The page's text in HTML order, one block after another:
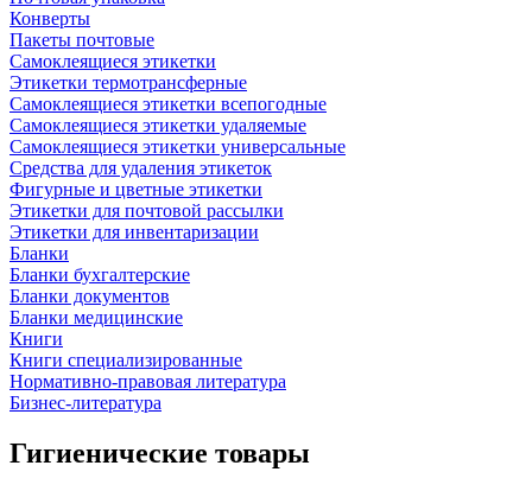
Конверты
Пакеты почтовые
Самоклеящиеся этикетки
Этикетки термотрансферные
Самоклеящиеся этикетки всепогодные
Самоклеящиеся этикетки удаляемые
Самоклеящиеся этикетки универсальные
Средства для удаления этикеток
Фигурные и цветные этикетки
Этикетки для почтовой рассылки
Этикетки для инвентаризации
Бланки
Бланки бухгалтерские
Бланки документов
Бланки медицинские
Книги
Книги специализированные
Нормативно-правовая литература
Бизнес-литература
Гигиенические товары